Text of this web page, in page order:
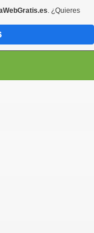
. ¿Quieres